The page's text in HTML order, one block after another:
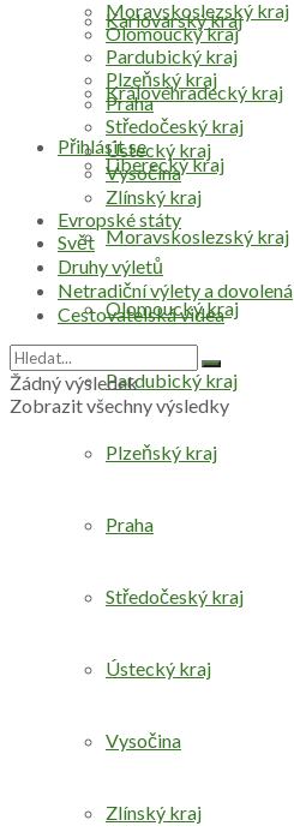
Přihlásit se
Karlovarský kraj
Královéhradecký kraj
Liberecký kraj
Moravskoslezský kraj
Olomoucký kraj
Pardubický kraj
Plzeňský kraj
Praha
Středočeský kraj
Ústecký kraj
Vysočina
Zlínský kraj
Moravskoslezský kraj
Olomoucký kraj
Pardubický kraj
Plzeňský kraj
Praha
Středočeský kraj
Ústecký kraj
Vysočina
Zlínský kraj
Evropské státy
Svět
Druhy výletů
Netradiční výlety a dovolená
Cestovatelská videa
Žádný výsledek
Zobrazit všechny výsledky